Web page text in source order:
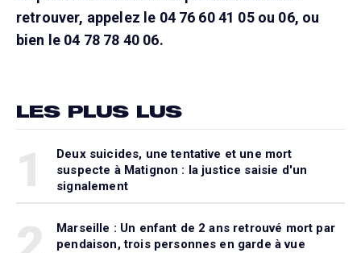
retrouver, appelez le 04 76 60 41 05 ou 06, ou
bien le 04 78 78 40 06.
LES PLUS LUS
Deux suicides, une tentative et une mort
suspecte à Matignon : la justice saisie d'un
signalement
Marseille : Un enfant de 2 ans retrouvé mort par
pendaison, trois personnes en garde à vue